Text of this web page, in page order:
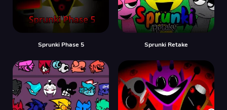
Sprunki Phase 5 Sprunki Retake